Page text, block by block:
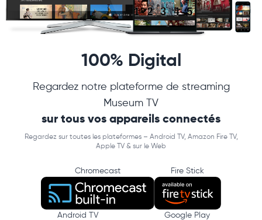
100% Digital
Regardez notre plateforme de streaming
Museum TV
sur tous vos appareils connectés
Regardez sur toutes les plateformes – Android TV, Amazon Fire TV,
Apple TV & sur le Web
Chromecast Fire Stick
Android TV Google Play